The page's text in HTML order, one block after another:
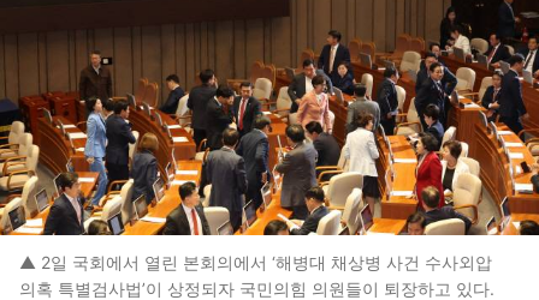
▲ 2일 국회에서 열린 본회의에서 ‘해병대 채상병 사건 수사외압
의혹 특별검사법’이 상정되자 국민의힘 의원들이 퇴장하고 있다.